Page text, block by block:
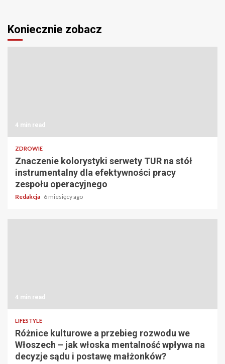
Koniecznie zobacz
4 min read
ZDROWIE
Znaczenie kolorystyki serwety TUR na stół
instrumentalny dla efektywności pracy
zespołu operacyjnego
Redakcja 6 miesięcy ago
4 min read
LIFESTYLE
Różnice kulturowe a przebieg rozwodu we
Włoszech – jak włoska mentalność wpływa na
decyzje sądu i postawę małżonków?